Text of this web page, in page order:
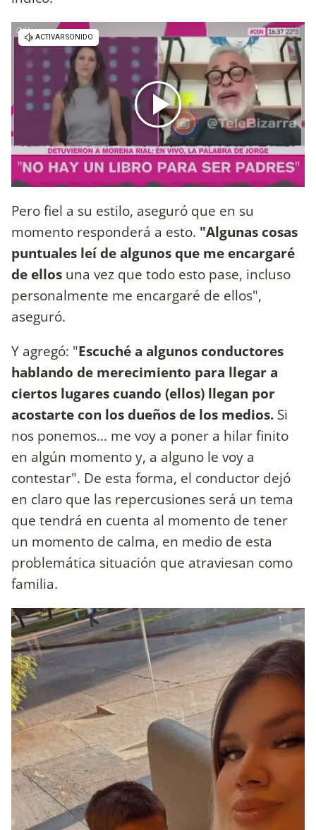
Pero fiel a su estilo, aseguró que en su
momento responderá a esto. "Algunas cosas
puntuales leí de algunos que me encargaré
de ellos una vez que todo esto pase, incluso
personalmente me encargaré de ellos",
aseguró.
Y agregó: "Escuché a algunos conductores
hablando de merecimiento para llegar a
ciertos lugares cuando (ellos) llegan por
acostarte con los dueños de los medios. Si
nos ponemos... me voy a poner a hilar finito
en algún momento y, a alguno le voy a
contestar". De esta forma, el conductor dejó
en claro que las repercusiones será un tema
que tendrá en cuenta al momento de tener
un momento de calma, en medio de esta
problemática situación que atraviesan como
familia.